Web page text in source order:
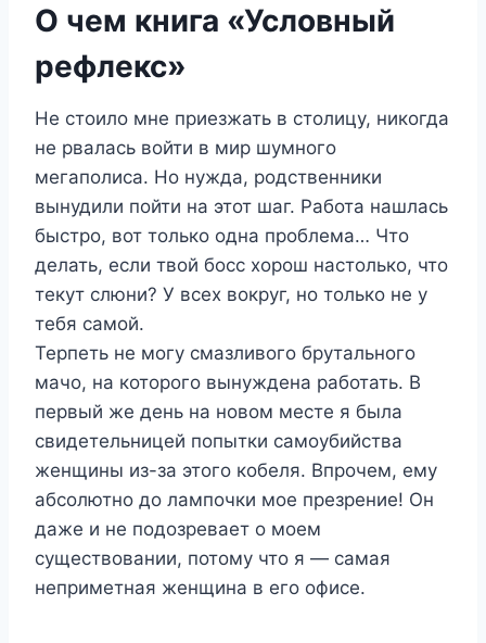
О чем книга «Условный
рефлекс»
Не стоило мне приезжать в столицу, никогда
не рвалась войти в мир шумного
мегаполиса. Но нужда, родственники
вынудили пойти на этот шаг. Работа нашлась
быстро, вот только одна проблема… Что
делать, если твой босс хорош настолько, что
текут слюни? У всех вокруг, но только не у
тебя самой.
Терпеть не могу смазливого брутального
мачо, на которого вынуждена работать. В
первый же день на новом месте я была
свидетельницей попытки самоубийства
женщины из-за этого кобеля. Впрочем, ему
абсолютно до лампочки мое презрение! Он
даже и не подозревает о моем
существовании, потому что я — самая
неприметная женщина в его офисе.